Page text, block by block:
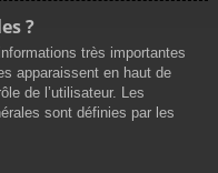
?
très importantes
apparaissent en haut de
de l’utilisateur. Les
sont définies par les